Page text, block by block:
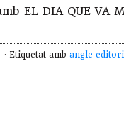
EL DIA QUE VA
· Etiquetat amb angle